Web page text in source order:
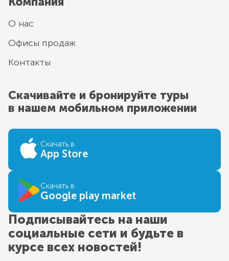
О нас
Офисы продаж
Контакты
Скачивайте и бронируйте туры
в нашем мобильном приложении
Скачать в
App Store
Скачать в
Google play market
Подписывайтесь на наши
социальные сети и будьте в
курсе всех новостей!